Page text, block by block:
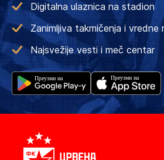
Digitalna ulaznica na stadion
Zanimljiva takmičenja i vredne
Najsvežije vesti i meč centar